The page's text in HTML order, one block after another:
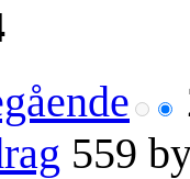
559